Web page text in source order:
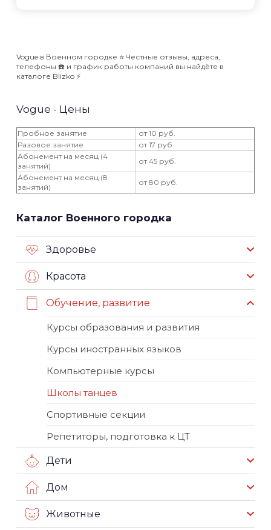
Vogue в Военном городке ⭐️ Честные отзывы, адреса,
телефоны ☎️ и график работы компаний вы найдёте в
каталоге Blizko ⚡️
Vogue - Цены
Пробное занятие
от 10 руб.
Разовое занятие
от 17 руб.
Абонемент на месяц (4
занятий)
от 45 руб.
Абонемент на месяц (8
занятий)
от 80 руб.
Каталог Военного городка
Здоровье
Красота
Обучение, развитие
Курсы образования и развития
Курсы иностранных языков
Компьютерные курсы
Школы танцев
Спортивные секции
Репетиторы, подготовка к ЦТ
Дети
Дом
Животные